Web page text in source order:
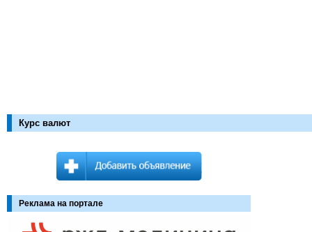
Курс валют
Реклама на портале